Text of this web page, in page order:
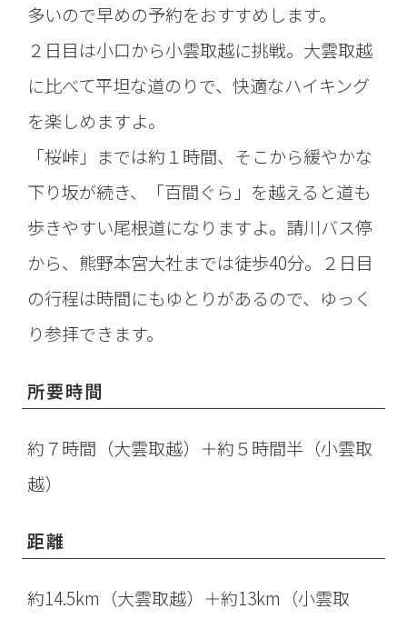
多いので早めの予約をおすすめします。
２日目は小口から小雲取越に挑戦。大雲取越
に比べて平坦な道のりで、快適なハイキング
を楽しめますよ。
「桜峠」までは約１時間、そこから緩やかな
下り坂が続き、「百間ぐら」を越えると道も
歩きやすい尾根道になりますよ。請川バス停
から、熊野本宮大社までは徒歩40分。２日目
の行程は時間にもゆとりがあるので、ゆっく
り参拝できます。
所要時間
約７時間（大雲取越）＋約５時間半（小雲取
越）
距離
約14.5km（大雲取越）＋約13km（小雲取